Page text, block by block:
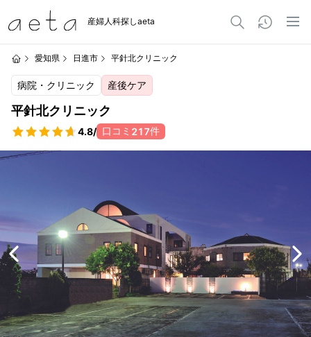
産婦人科探しaeta
愛知県 日進市 平針北クリニック
病院・クリニック 産後ケア
平針北クリニック
4.8/ 口コミ 217件